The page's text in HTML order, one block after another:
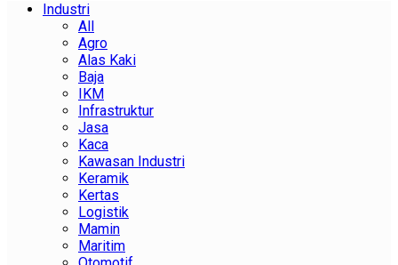
Industri
All
Agro
Alas Kaki
Baja
IKM
Infrastruktur
Jasa
Kaca
Kawasan Industri
Keramik
Kertas
Logistik
Mamin
Maritim